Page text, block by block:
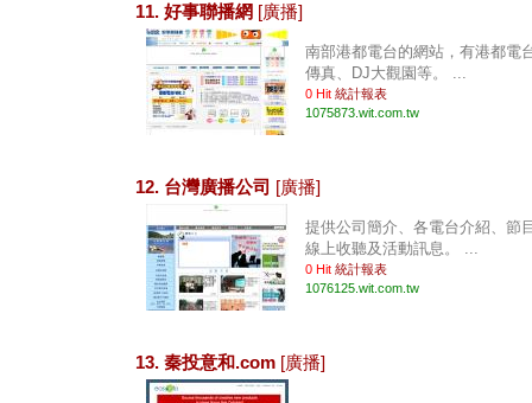
11. 好事聯播網 [廣播]
南部港都電台的網站，有港都電
傳真、DJ大觀園等。 ...
0 Hit 統計報表
1075873.wit.com.tw
12. 台灣廣播公司 [廣播]
提供公司簡介、各電台介紹、節
線上收聽及活動訊息。 ...
0 Hit 統計報表
1076125.wit.com.tw
13. 秦投意和.com [廣播]